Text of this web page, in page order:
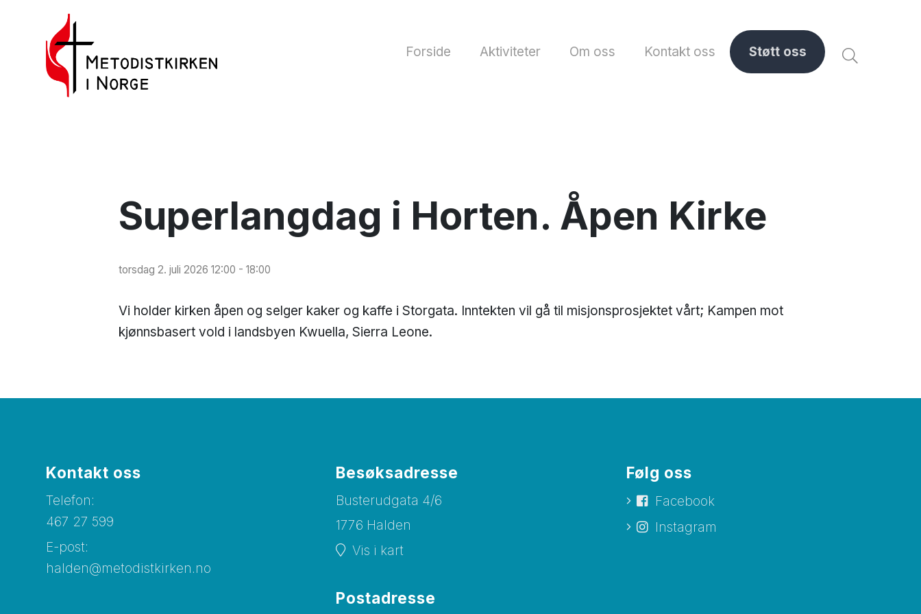
Forside Aktiviteter Om oss Kontakt oss Støtt oss
Superlangdag i Horten. Åpen Kirke
torsdag 2. juli 2026 12:00 - 18:00
Vi holder kirken åpen og selger kaker og kaffe i Storgata. Inntekten vil gå til misjonsprosjektet vårt; Kampen mot
kjønnsbasert vold i landsbyen Kwuella, Sierra Leone.
Kontakt oss
Telefon:
467 27 599
E-post:
halden@metodistkirken.no
Besøksadresse
Busterudgata 4/6
1776 Halden
Vis i kart
Postadresse
Følg oss
Facebook
Instagram